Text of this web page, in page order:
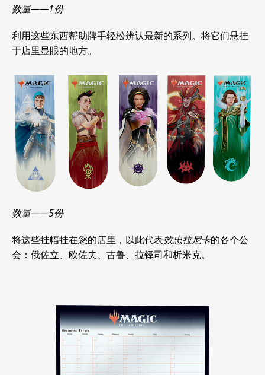
数量——1份
利用这些东西帮助牌手轻松辨认最新的系列。将它们悬挂
于店里显眼的地方。
数量——5份
将这些挂幅挂在您的店里，以此代表效忠拉尼卡的各个公
会：俄佐立、欧佐夫、古鲁、拉铎司和析米克。